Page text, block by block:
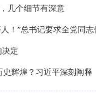
几个细节有深意
！”总书记要求全党同志
决定
辉煌？习近平深刻阐释